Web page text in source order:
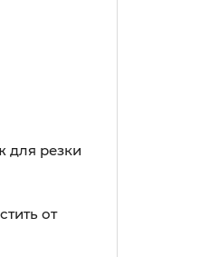
для резки
от